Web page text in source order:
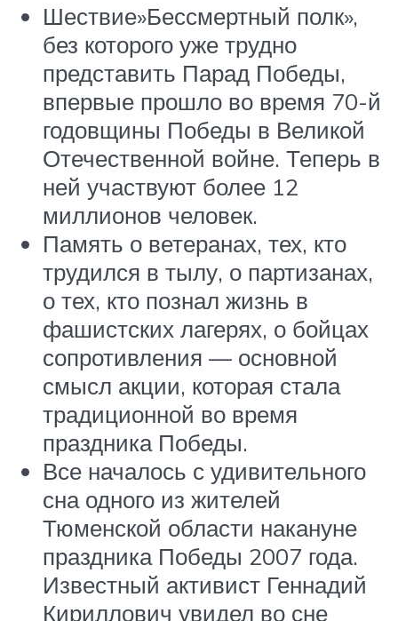
Шествие»Бессмертный полк»,
без которого уже трудно
представить Парад Победы,
впервые прошло во время 70-й
годовщины Победы в Великой
Отечественной войне. Теперь в
ней участвуют более 12
миллионов человек.
Память о ветеранах, тех, кто
трудился в тылу, о партизанах,
о тех, кто познал жизнь в
фашистских лагерях, о бойцах
сопротивления — основной
смысл акции, которая стала
традиционной во время
праздника Победы.
Все началось с удивительного
сна одного из жителей
Тюменской области накануне
праздника Победы 2007 года.
Известный активист Геннадий
Кириллович увидел во сне